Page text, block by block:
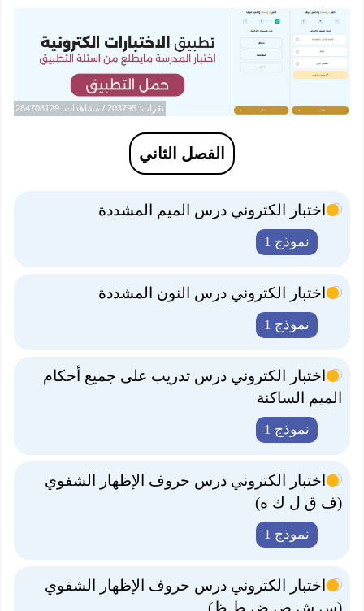
نقرات: 203795 / مشاهدات: 284708129
الفصل الثاني
اختبار الكتروني درس الميم المشددة
نموذج 1
اختبار الكتروني درس النون المشددة
نموذج 1
اختبار الكتروني درس تدريب على جميع أحكام
الميم الساكنة
نموذج 1
اختبار الكتروني درس حروف الإظهار الشفوي
(ف ق ل ك ه)
نموذج 1
اختبار الكتروني درس حروف الإظهار الشفوي
(س ش ص ض ط ظ)